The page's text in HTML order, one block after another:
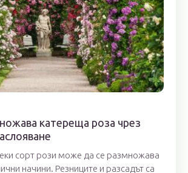
катереща роза чрез
сорт рози може да се размножава
начини. Резниците и разсадът са